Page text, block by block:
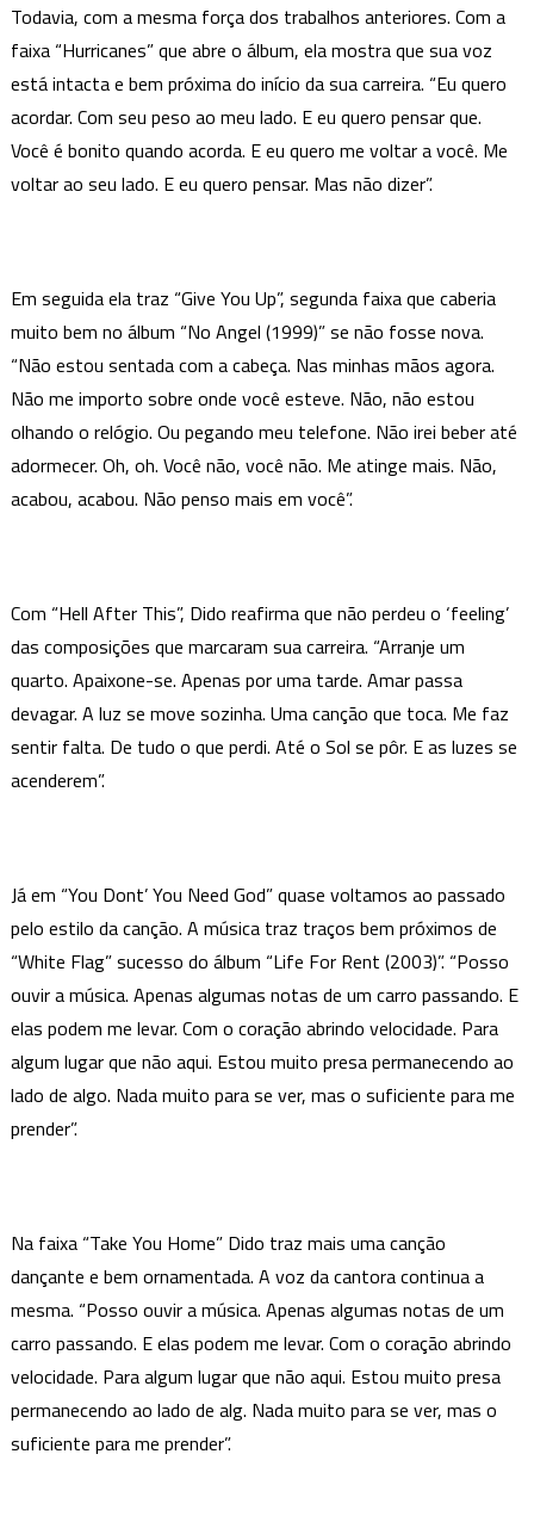
Todavia, com a mesma força dos trabalhos anteriores. Com a
faixa “Hurricanes” que abre o álbum, ela mostra que sua voz
está intacta e bem próxima do início da sua carreira. “Eu quero
acordar. Com seu peso ao meu lado. E eu quero pensar que.
Você é bonito quando acorda. E eu quero me voltar a você. Me
voltar ao seu lado. E eu quero pensar. Mas não dizer”.
Em seguida ela traz “Give You Up”, segunda faixa que caberia
muito bem no álbum “No Angel (1999)” se não fosse nova.
“Não estou sentada com a cabeça. Nas minhas mãos agora.
Não me importo sobre onde você esteve. Não, não estou
olhando o relógio. Ou pegando meu telefone. Não irei beber até
adormecer. Oh, oh. Você não, você não. Me atinge mais. Não,
acabou, acabou. Não penso mais em você”.
Com “Hell After This”, Dido reafirma que não perdeu o ‘feeling’
das composições que marcaram sua carreira. “Arranje um
quarto. Apaixone-se. Apenas por uma tarde. Amar passa
devagar. A luz se move sozinha. Uma canção que toca. Me faz
sentir falta. De tudo o que perdi. Até o Sol se pôr. E as luzes se
acenderem”.
Já em “You Dont’ You Need God” quase voltamos ao passado
pelo estilo da canção. A música traz traços bem próximos de
“White Flag” sucesso do álbum “Life For Rent (2003)”. “Posso
ouvir a música. Apenas algumas notas de um carro passando. E
elas podem me levar. Com o coração abrindo velocidade. Para
algum lugar que não aqui. Estou muito presa permanecendo ao
lado de algo. Nada muito para se ver, mas o suficiente para me
prender”.
Na faixa “Take You Home” Dido traz mais uma canção
dançante e bem ornamentada. A voz da cantora continua a
mesma. “Posso ouvir a música. Apenas algumas notas de um
carro passando. E elas podem me levar. Com o coração abrindo
velocidade. Para algum lugar que não aqui. Estou muito presa
permanecendo ao lado de alg. Nada muito para se ver, mas o
suficiente para me prender”.